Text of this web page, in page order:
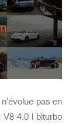
n’évolue pas en
4.0 l biturbo